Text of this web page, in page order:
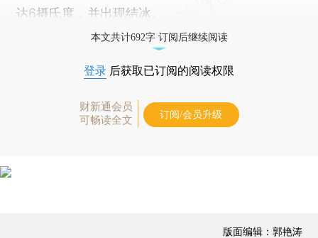
达6摄氏度，并出现结冰。
本文共计692字 订阅后继续阅读
登录 后获取已订阅的阅读权限
财新通会员
可畅读全文
订阅/会员升级
版面编辑：郭艳涛